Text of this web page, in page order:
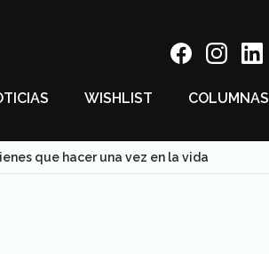
WISHLIST COLUMNAS
que hacer una vez en la vida